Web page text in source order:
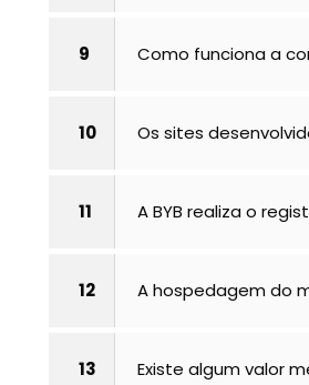
9 Como funciona a
10 Os sites
11 A BYB realiza o
12 A hospedagem do
13 Existe algum valor